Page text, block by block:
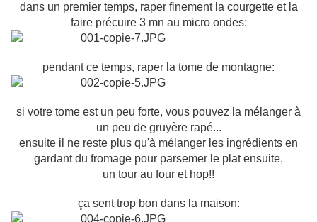
dans un premier temps, raper finement la courgette et la
faire précuire 3 mn au micro ondes:
pendant ce temps, raper la tome de montagne:
si votre tome est un peu forte, vous pouvez la mélanger à
un peu de gruyère rapé...
ensuite il ne reste plus qu'à mélanger les ingrédients en
gardant du fromage pour parsemer le plat ensuite,
un tour au four et hop!!
ça sent trop bon dans la maison: